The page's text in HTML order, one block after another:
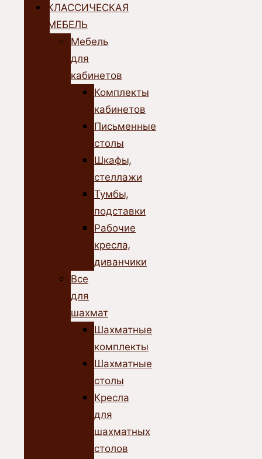
КЛАССИЧЕСКАЯ
МЕБЕЛЬ
Мебель
для
кабинетов
Комплекты
кабинетов
Письменные
столы
Шкафы,
стеллажи
Тумбы,
подставки
Рабочие
кресла,
диванчики
Все
для
шахмат
Шахматные
комплекты
Шахматные
столы
Кресла
для
шахматных
столов